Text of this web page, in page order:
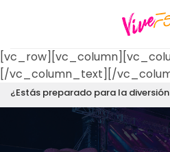
[/vc_column_text][/
¿Estás preparado para la